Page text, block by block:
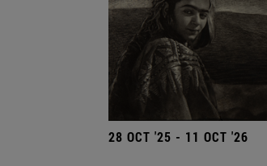
28 OCT '25 - 11 OCT '26